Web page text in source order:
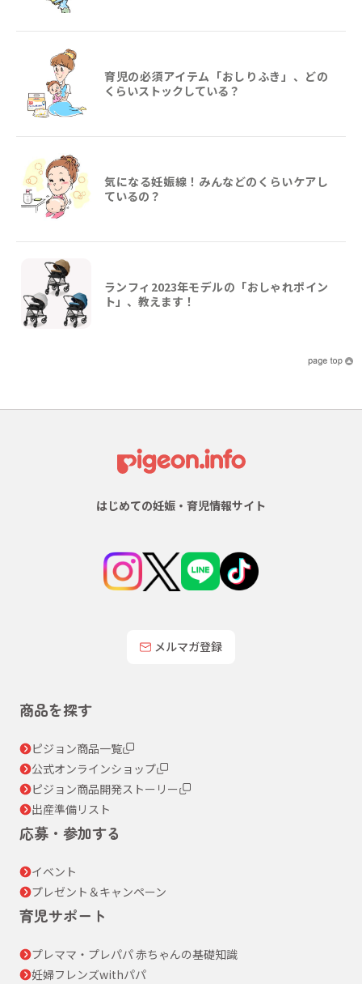
育児の必須アイテム「おしりふき」、どの
くらいストックしている？
気になる妊娠線！みんなどのくらいケアし
ているの？
ランフィ2023年モデルの「おしゃれポイン
ト」、教えます！
はじめての妊娠・育児情報サイト
メルマガ登録
商品を探す
ピジョン商品一覧
公式オンラインショップ
ピジョン商品開発ストーリー
出産準備リスト
応募・参加する
イベント
プレゼント＆キャンペーン
育児サポート
プレママ・プレパパ 赤ちゃんの基礎知識
妊婦フレンズwithパパ